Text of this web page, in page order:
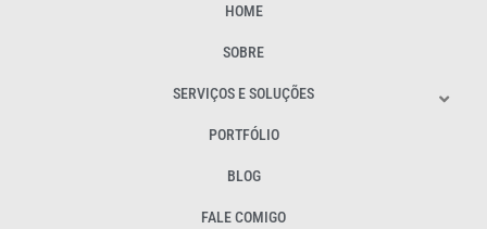
HOME
SOBRE
SERVIÇOS E SOLUÇÕES
PORTFÓLIO
BLOG
FALE COMIGO